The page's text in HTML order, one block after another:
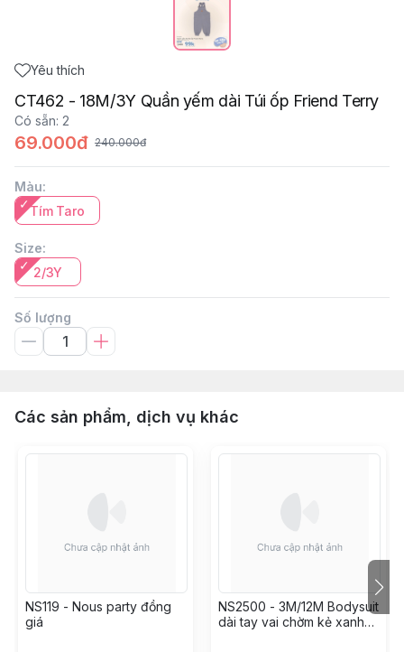
Yêu thích
CT462 - 18M/3Y Quần yếm dài Túi ốp Friend Terry
Có sẵn: 2
69.000đ 240.000đ
Màu:
Tím Taro
Size:
2/3Y
Số lượng
Các sản phẩm, dịch vụ khác
NS119 - Nous party đồng
giá
NS2500 - 3M/12M Bodysuit
dài tay vai chờm kẻ xanh